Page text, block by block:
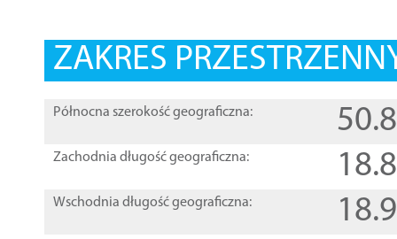
ZAKRES
Północna szerokość geograficzna:
Zachodnia długość geograficzna:
Wschodnia długość geograficzna: